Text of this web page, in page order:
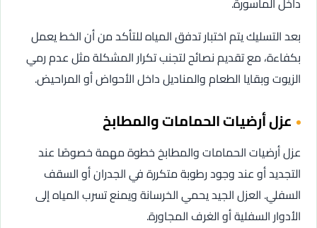
بعد التسليك يتم اختبار تدفق المياه للتأكد من أن الخط يعمل
بكفاءة، مع تقديم نصائح لتجنب تكرار المشكلة مثل عدم رمي
الزيوت وبقايا الطعام والمناديل داخل الأحواض أو المراحيض.
عزل أرضيات الحمامات والمطابخ
عزل أرضيات الحمامات والمطابخ خطوة مهمة خصوصًا عند
التجديد أو عند وجود رطوبة متكررة في الجدران أو السقف
السفلي. العزل الجيد يحمي الخرسانة ويمنع تسرب المياه إلى
الأدوار السفلية أو الغرف المجاورة.